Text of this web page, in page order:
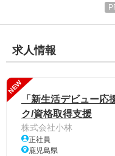
求人情報
NEW
「新生活デビュー
ク/資格取得支援
株式会社小林
正社員
鹿児島県